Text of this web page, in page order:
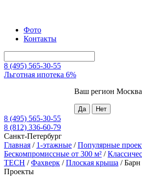
Фото
Контакты
8 (495) 565-30-55
Льготная ипотека 6%
Ваш регион Москва
8 (495) 565-30-55
8 (812) 336-60-79
Санкт-Петербург
Главная / 1-этажные /Популярные
Бескомпромиссные от 300 м² /
TECH /Фахверк /Плоская крыша /Барн
Проекты